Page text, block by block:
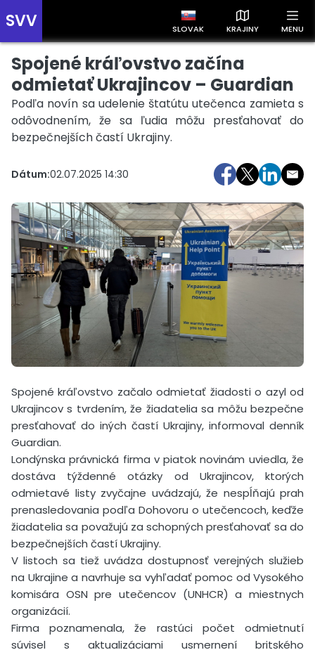
SVV SLOVAK KRAJINY MENU
Prehľad správ podľa krajín
Zobrazte si správy rozdelené podľa krajín a získajte rýchly
prehľad o dianí vo svete.
Slovensko Česko Maďarsko
Spojené kráľovstvo začína
odmietať Ukrajincov – Guardian
Podľa novín sa udelenie štatútu utečenca zamieta s
odôvodnením, že sa ľudia môžu presťahovať do
bezpečnejších častí Ukrajiny.
Dátum:02.07.2025 14:30
Spojené kráľovstvo začalo odmietať žiadosti o azyl od
Ukrajincov s tvrdením, že žiadatelia sa môžu bezpečne
presťahovať do iných častí Ukrajiny, informoval denník
Guardian.
Londýnska právnická firma v piatok novinám uviedla, že
dostáva týždenné otázky od Ukrajincov, ktorých
odmietavé listy zvyčajne uvádzajú, že nespĺňajú prah
prenasledovania podľa Dohovoru o utečencoch, keďže
žiadatelia sa považujú za schopných presťahovať sa do
bezpečnejších častí Ukrajiny.
V listoch sa tiež uvádza dostupnosť verejných služieb
na Ukrajine a navrhuje sa vyhľadať pomoc od Vysokého
komisára OSN pre utečencov (UNHCR) a miestnych
organizácií.
Firma poznamenala, že rastúci počet odmietnutí
súvisel s aktualizáciami usmernení britského